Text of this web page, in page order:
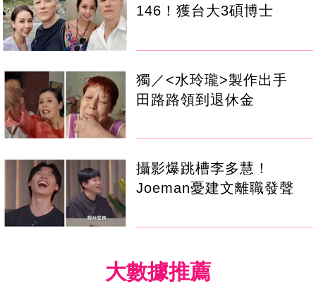
146！獲台大3碩博士
獨／<水玲瓏>製作出手
田路路領到退休金
攝影爆跳槽李多慧！
Joeman憂建文離職發聲
大數據推薦